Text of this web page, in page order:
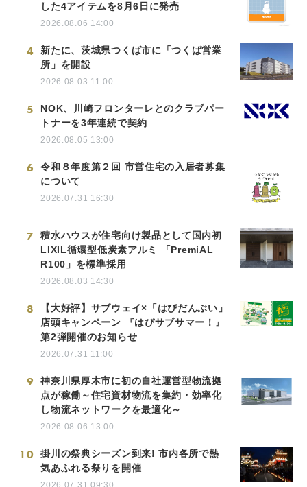
した4アイテムを8月6日に発売
2026.08.06 14:00
4
新たに、茨城県つくば市に「つくば営業
所」を開設
2026.08.03 11:00
5
NOK、川崎フロンターレとのクラブパー
トナーを3年連続で契約
2026.08.05 13:00
6
令和８年度第２回 市営住宅の入居者募集
について
2026.07.31 16:30
7
積水ハウスが住宅向け製品として国内初
LIXIL循環型低炭素アルミ 「PremiAL
R100」を標準採用
2026.08.03 14:30
8
【大好評】サブウェイ×「はぴだんぶい」
店頭キャンペーン 『はぴサブサマー！』
第2弾開催のお知らせ
2026.07.31 11:00
9
神奈川県厚木市に初の自社運営型物流拠
点が稼働～住宅資材物流を集約・効率化
し物流ネットワークを最適化～
2026.08.06 13:00
10
掛川の祭典シーズン到来! 市内各所で熱
気あふれる祭りを開催
2026.07.31 09:30